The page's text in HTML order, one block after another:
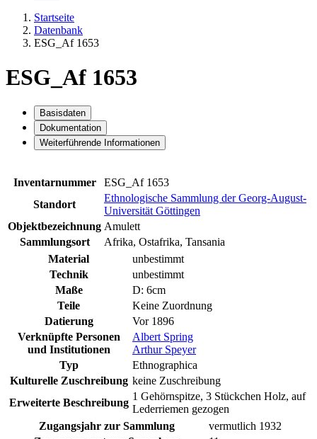
Startseite
Datenbank
ESG_Af 1653
ESG_Af 1653
Basisdaten
Dokumentation
Weiterführende Informationen
Inventarnummer
ESG_Af 1653
Standort
Ethnologische Sammlung der Georg-August-
Universität Göttingen
Objektbezeichnung Amulett
Sammlungsort
Afrika, Ostafrika, Tansania
Material
unbestimmt
Technik
unbestimmt
Maße
D: 6cm
Teile
Keine Zuordnung
Datierung
Vor 1896
Verknüpfte Personen
und Institutionen
Albert Spring
Arthur Speyer
Typ
Ethnographica
Kulturelle Zuschreibung keine Zuschreibung
Erweiterte Beschreibung
1 Gehörnspitze, 3 Stückchen Holz, auf
Lederriemen gezogen
Zugangsjahr zur Sammlung
vermutlich 1932